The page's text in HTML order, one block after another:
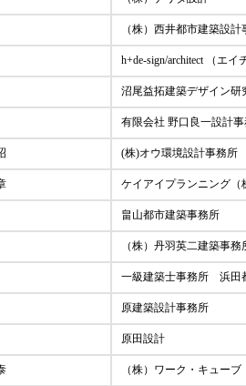
（株）西井都市建築設
h+de-sign/architect （エ
沼尾益拓建築デザイン研
有限会社 野口良一設計
(株)オウ環境設計事務所
ケイアイプランニング（
畠山都市建築事務所
（株）丹羽英二建築事
一級建築士事務所 浜田
原建築設計事務所
原田設計
（株）ワーク・キューブ